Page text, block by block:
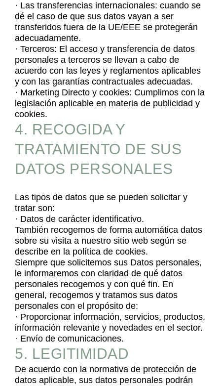
· Las transferencias internacionales: cuando se
dé el caso de que sus datos vayan a ser
transferidos fuera de la UE/EEE se protegerán
adecuadamente.
· Terceros: El acceso y transferencia de datos
personales a terceros se llevan a cabo de
acuerdo con las leyes y reglamentos aplicables
y con las garantías contractuales adecuadas.
· Marketing Directo y cookies: Cumplimos con la
legislación aplicable en materia de publicidad y
cookies.
4. RECOGIDA Y
TRATAMIENTO DE SUS
DATOS PERSONALES
Las tipos de datos que se pueden solicitar y
tratar son:
· Datos de carácter identificativo.
También recogemos de forma automática datos
sobre su visita a nuestro sitio web según se
describe en la política de cookies.
Siempre que solicitemos sus Datos personales,
le informaremos con claridad de qué datos
personales recogemos y con qué fin. En
general, recogemos y tratamos sus datos
personales con el propósito de:
· Proporcionar información, servicios, productos,
información relevante y novedades en el sector.
· Envío de comunicaciones.
5. LEGITIMIDAD
De acuerdo con la normativa de protección de
datos aplicable, sus datos personales podrán